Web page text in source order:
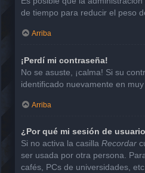
de tiempo para reducir el peso
Arriba
¡Perdí mi contraseña!
No se asuste, ¡calma! Si su
identificado nuevamente en muy
Arriba
¿Por qué mi sesión de
Si no activa la casilla Recordar
ser usada por otra persona.
cafés, PCs de universidades,